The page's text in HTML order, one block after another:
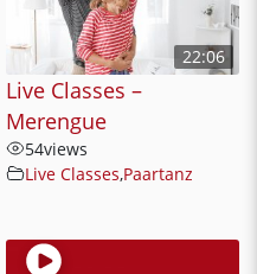
22:06
Live Classes –
Merengue
54views
Live Classes,Paartanz